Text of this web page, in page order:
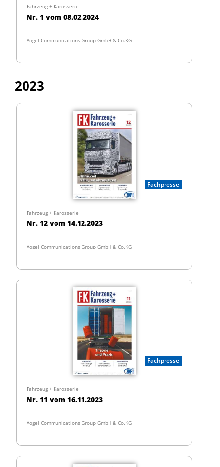
Fahrzeug + Karosserie
Nr. 1 vom 08.02.2024
Vogel Communications Group GmbH & Co.KG
2023
Fachpresse
Fahrzeug + Karosserie
Nr. 12 vom 14.12.2023
Vogel Communications Group GmbH & Co.KG
Fachpresse
Fahrzeug + Karosserie
Nr. 11 vom 16.11.2023
Vogel Communications Group GmbH & Co.KG